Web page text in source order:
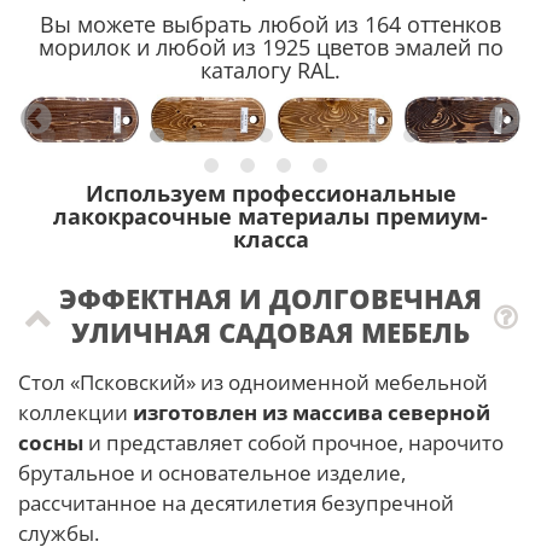
Вы можете выбрать любой из 164 оттенков
морилок и любой из 1925 цветов эмалей по
каталогу RAL.
Используем профессиональные
лакокрасочные материалы премиум-
класса
ЭФФЕКТНАЯ И ДОЛГОВЕЧНАЯ
УЛИЧНАЯ САДОВАЯ МЕБЕЛЬ
Стол «Псковский» из одноименной мебельной
коллекции изготовлен из массива северной
сосны и представляет собой прочное, нарочито
брутальное и основательное изделие,
рассчитанное на десятилетия безупречной
службы.